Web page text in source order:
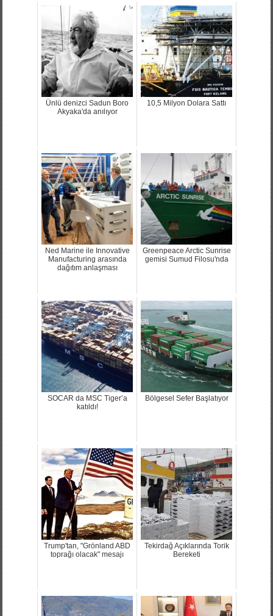
Ünlü denizci Sadun Boro
Akyaka'da anılıyor
10,5 Milyon Dolara Sattı
Ned Marine ile Innovative
Manufacturing arasında
dağıtım anlaşması
Greenpeace Arctic Sunrise
gemisi Sumud Filosu'nda
SOCAR da MSC Tiger’a
katıldı!
Bölgesel Sefer Başlatıyor
Trump'tan, "Grönland ABD
toprağı olacak" mesajı
Tekirdağ Açıklarında Torik
Bereketi